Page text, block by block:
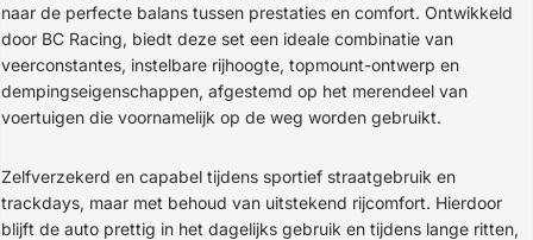
naar de perfecte balans tussen prestaties en comfort. Ontwikkeld
door BC Racing, biedt deze set een ideale combinatie van
veerconstantes, instelbare rijhoogte, topmount-ontwerp en
dempingseigenschappen, afgestemd op het merendeel van
voertuigen die voornamelijk op de weg worden gebruikt.
Zelfverzekerd en capabel tijdens sportief straatgebruik en
trackdays, maar met behoud van uitstekend rijcomfort. Hierdoor
blijft de auto prettig in het dagelijks gebruik en tijdens lange ritten,